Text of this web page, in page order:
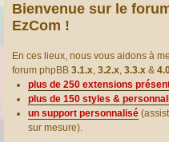
Bienvenue sur le
EzCom !
En ces lieux, nous vous aidons à
forum phpBB 3.1.x, 3.2.x, 3.3.x &
plus de 250 extensions
plus de 150 styles &
un support personnalisé
sur mesure).